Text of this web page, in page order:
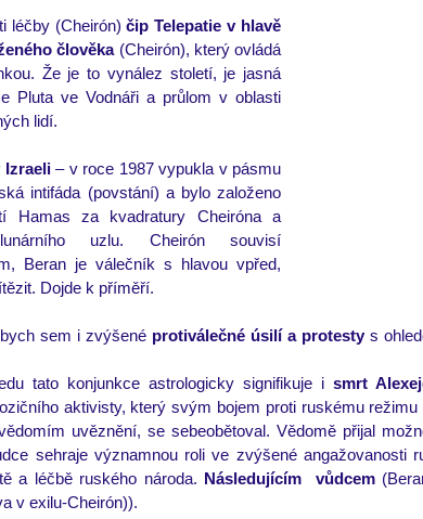
léčby (Cheirón) čip Telepatie v hlavě
člověka (Cheirón), který ovládá
Že je to vynález století, je jasná
Pluta ve Vodnáři a průlom v oblasti
lidí.
Izraeli – v roce 1987 vypukla v pásmu
intifáda (povstání) a bylo založeno
Hamas za kvadratury Cheiróna a
uzlu. Cheirón souvisí
Beran je válečník s hlavou vpřed,
Dojde k příměří.
sem i zvýšené protiválečné úsilí a protesty s
tato konjunkce astrologicky signifikuje i smrt
aktivisty, který svým bojem proti ruskému
uvěznění, se sebeobětoval. Vědomě přijal
sehraje významnou roli ve zvýšené angažovanosti
a léčbě ruského národa. Následujícím  vůdcem
v exilu-Cheirón)).